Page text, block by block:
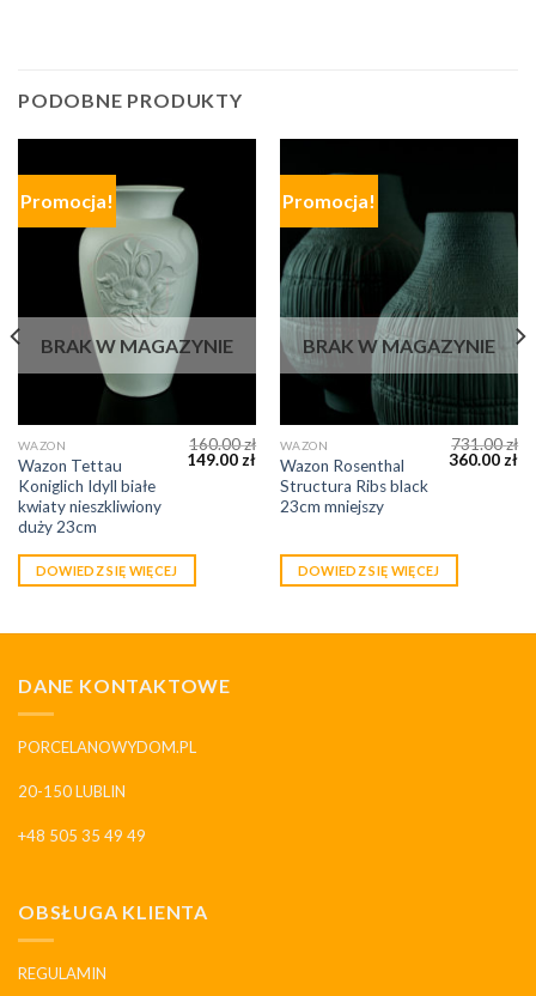
PODOBNE PRODUKTY
Promocja!
BRAK W MAGAZYNIE
WAZON
Wazon Tettau
Koniglich Idyll białe
kwiaty nieszkliwiony
duży 23cm
160.00zł
149.00 zł
DOWIEDZ SIĘ WIĘCEJ
Promocja!
BRAK W MAGAZYNIE
WAZON
Wazon Rosenthal
Structura Ribs black
23cm mniejszy
731.00zł
360.00 zł
DOWIEDZ SIĘ WIĘCEJ
DANE KONTAKTOWE
PORCELANOWYDOM.PL
20-150 LUBLIN
+48 505 35 49 49
OBSŁUGA KLIENTA
REGULAMIN